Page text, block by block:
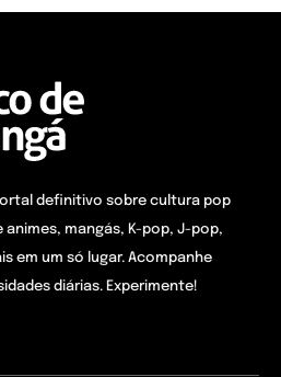
definitivo sobre cultura pop
animes, mangás, K-pop, J-pop,
em um só lugar. Acompanhe
diárias. Experimente!